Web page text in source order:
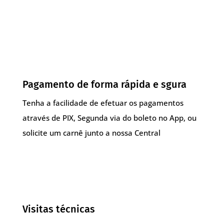
Pagamento de forma rápida e sgura
Tenha a facilidade de efetuar os pagamentos
através de PIX, Segunda via do boleto no App, ou
solicite um carnê junto a nossa Central
Visitas técnicas